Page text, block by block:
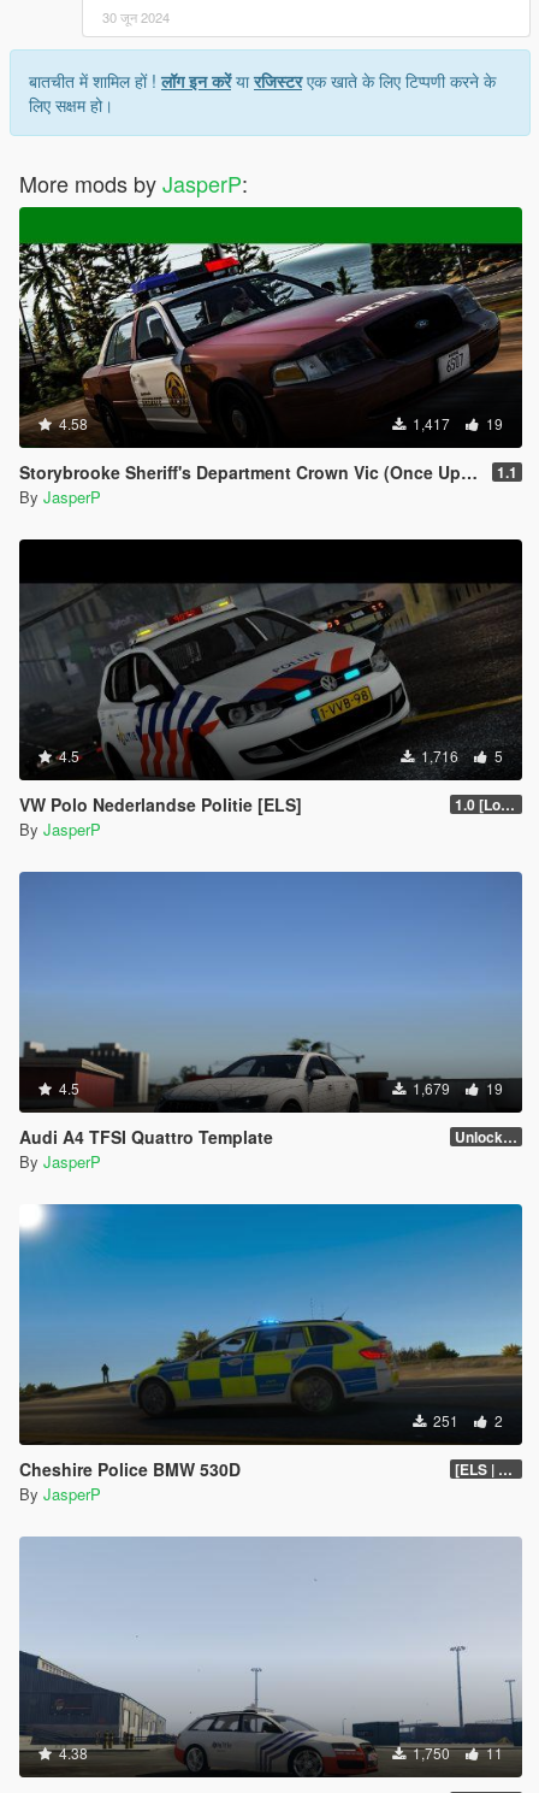
30 जून 2024
बातचीत में शामिल हों !लॉग इन करेंयारजिस्टरएक खाते के लिए टिप्पणी करने के
लिए सक्षम हो।
More mods byJasperP:
4.58 1,417 19
Storybrooke Sheriff's Department Crown Vic (Once Upon A Time) 1.1
By JasperP
4.5 1,716 5
VW Polo Nederlandse Politie [ELS] 1.0 [Locked]
By JasperP
4.5 1,679 19
Audi A4 TFSI Quattro Template Unlocked
By JasperP
251 2
Cheshire Police BMW 530D [ELS | Skin]
By JasperP
4.38 1,750 11